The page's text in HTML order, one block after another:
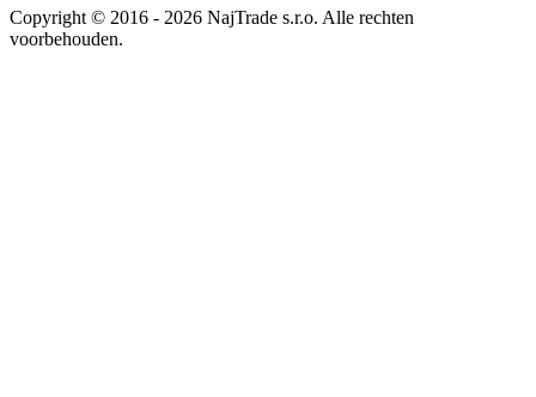
Copyright © 2016 - 2026 NajTrade s.r.o. Alle rechten
voorbehouden.